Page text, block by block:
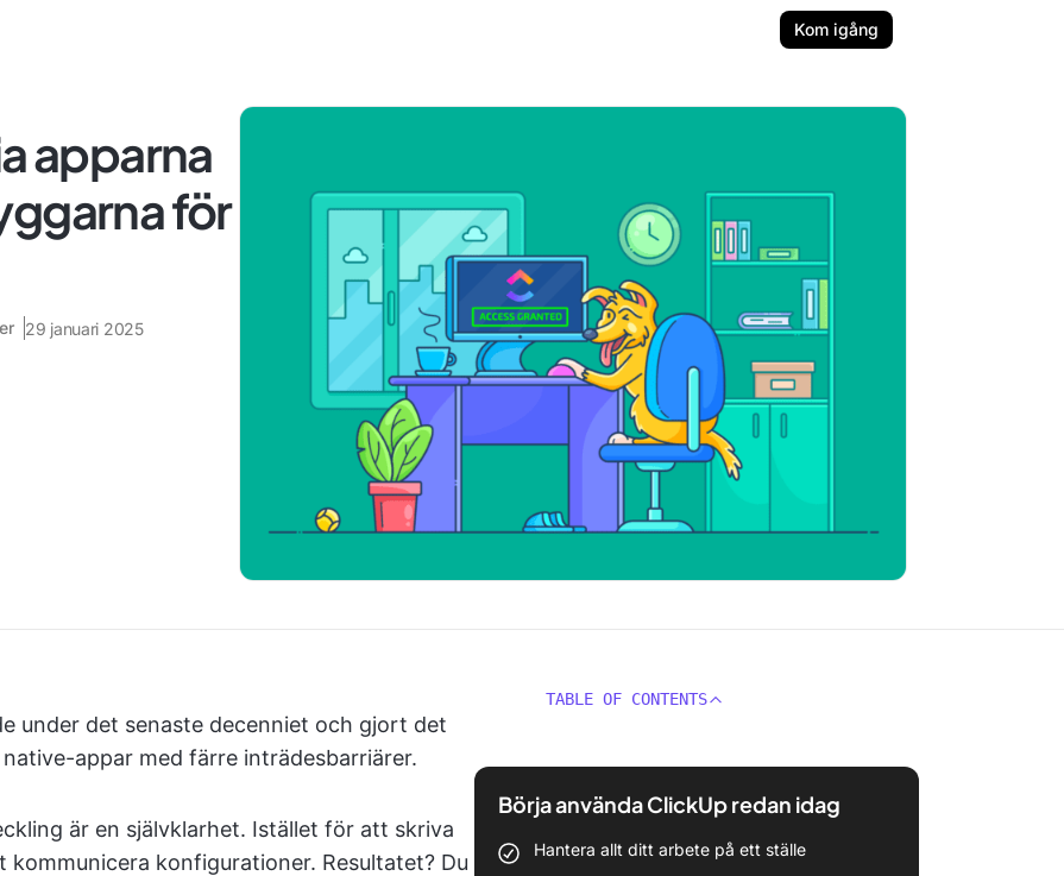
Kom igång
apparna
för
29 januari 2025
under det senaste decenniet och gjort det
appar med färre inträdesbarriärer.
är en självklarhet. Istället för att skriva
konfigurationer. Resultatet? Du
TABLE OF CONTENTS
Börja använda ClickUp redan idag
Hantera allt ditt arbete på ett ställe